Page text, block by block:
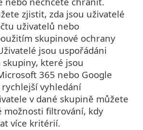
zjistit, zda jsou uživatelé
uživatelů nebo
skupinové ochrany
jsou uspořádáni
které jsou
365 nebo Google
rychlejší vyhledání
v dané skupině můžete
možnosti filtrování, kdy
více kritérií.